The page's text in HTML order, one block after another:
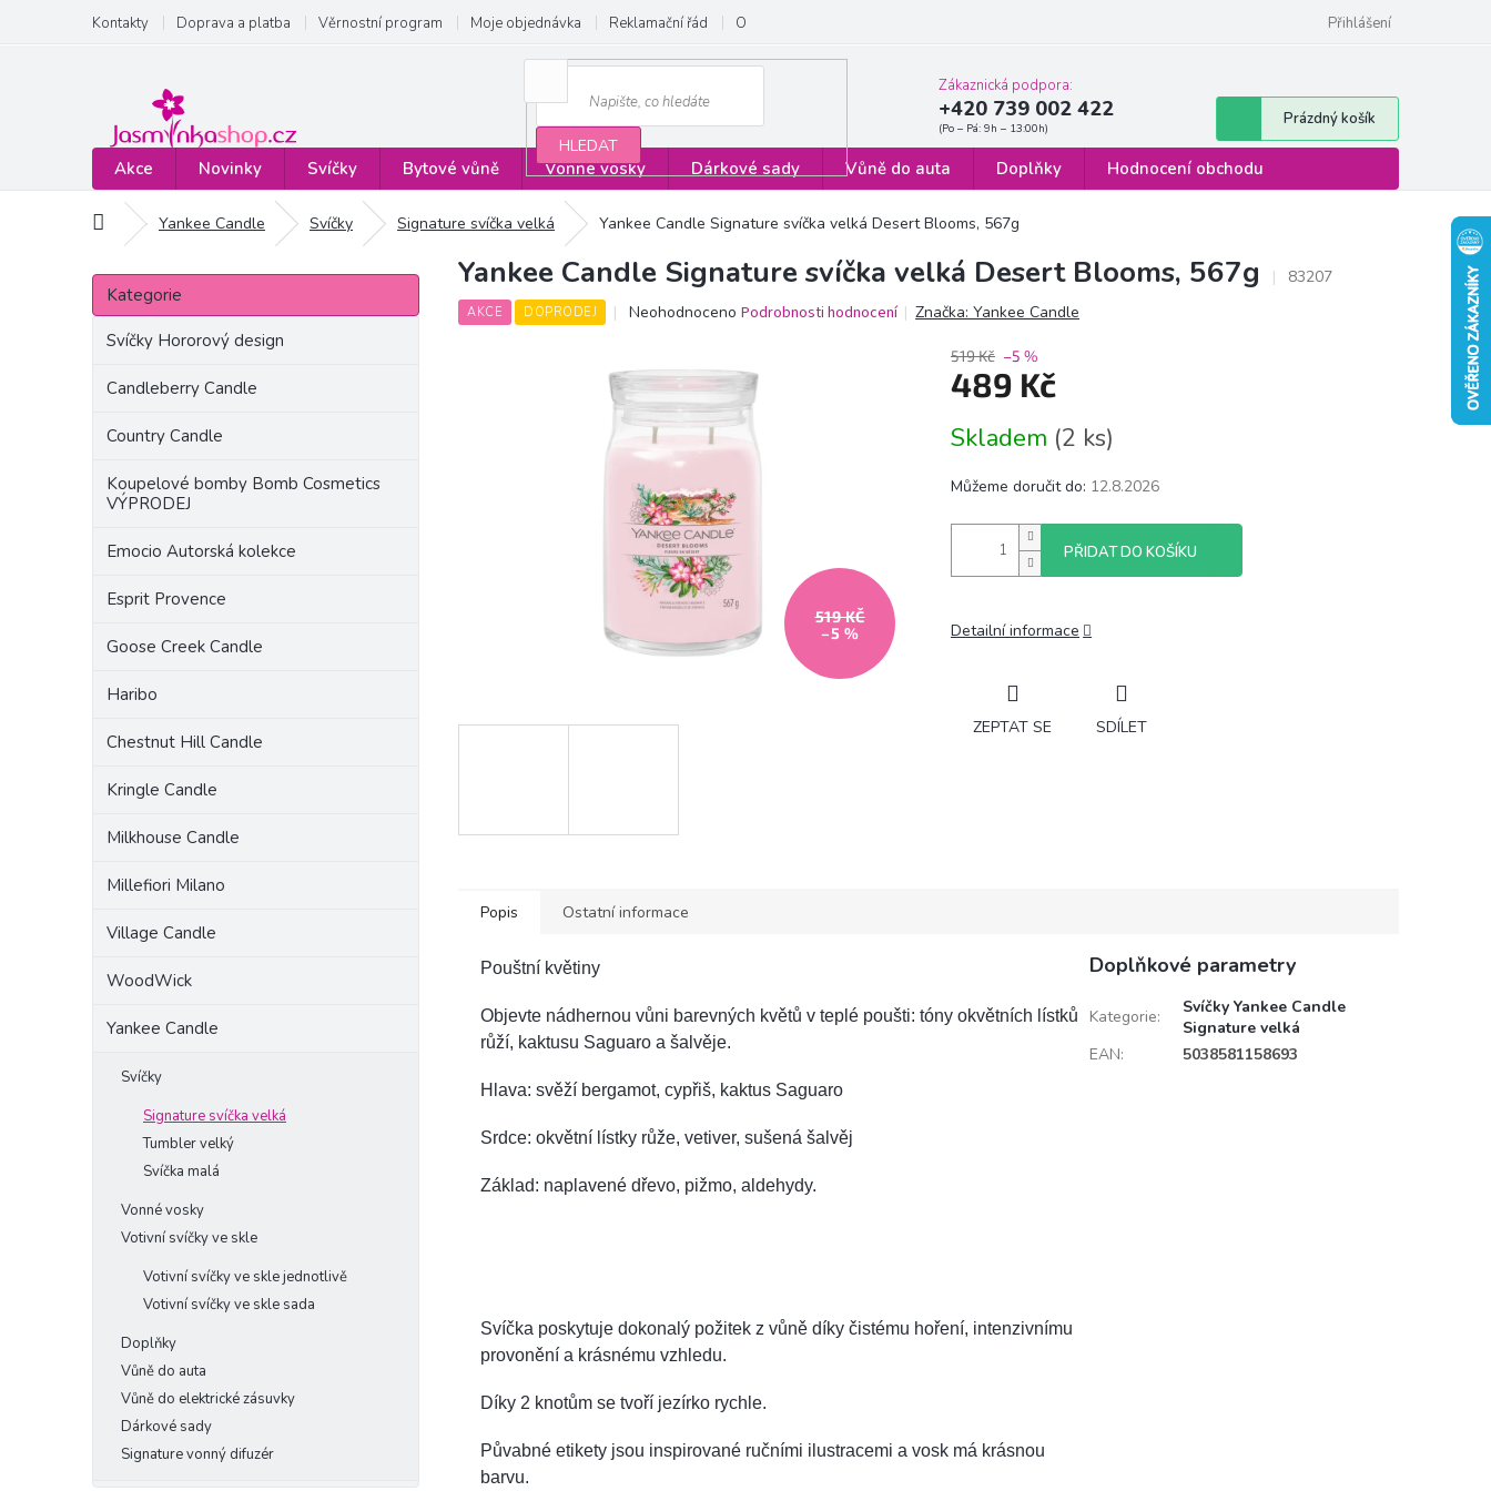
obsah
Kontakty Doprava a platba Věrnostní program Moje objednávka Reklamační řád Obchodní podmínky Formulář pro odstoupení od smlouvy
Přihlášení
HLEDAT
Zákaznická podpora:
+420 739 002 422
Nákupní
košík
Prázdný košík
Akce Novinky Svíčky Bytové vůně Vonné vosky Dárkové sady Vůně do auta Doplňky Hodnocení obchodu
Domů Yankee Candle Svíčky Signature svíčka velká Yankee Candle Signature svíčka velká Desert Blooms, 567g
P
s
Přeskočit
kategorie
Kategorie
Svíčky Hororový design
Candleberry Candle
Country Candle
Koupelové bomby Bomb Cosmetics
VÝPRODEJ
Emocio Autorská kolekce
Esprit Provence
Goose Creek Candle
Haribo
Chestnut Hill Candle
Kringle Candle
Milkhouse Candle
Millefiori Milano
Village Candle
WoodWick
Yankee Candle
Svíčky
Signature svíčka velká
Tumbler velký
Svíčka malá
Vonné vosky
Votivní svíčky ve skle
Votivní svíčky ve skle jednotlivě
Votivní svíčky ve skle sada
Doplňky
Vůně do auta
Vůně do elektrické zásuvky
Dárkové sady
Signature vonný difuzér
Yankee Candle Signature svíčka velká Desert Blooms, 567g 83207
AKCE DOPRODEJ
Průměrné
je
0,0
hvězdiček.
Neohodnoceno Podrobnosti hodnocení Značka:Yankee Candle
519 KČ
–5 %
519 Kč –5 %
489 Kč
cena:
Skladem (2 ks)
Můžeme doručit do: 12.8.2026
PŘIDAT DO KOŠÍKU
Detailní informace
ZEPTAT SE SDÍLET
Popis Ostatní informace
Pouštní květiny
Objevte nádhernou vůni barevných květů v teplé poušti: tóny okvětních lístků
růží, kaktusu Saguaro a šalvěje.
Hlava: svěží bergamot, cypřiš, kaktus Saguaro
Srdce: okvětní lístky růže, vetiver, sušená šalvěj
Základ: naplavené dřevo, pižmo, aldehydy.
Svíčka poskytuje dokonalý požitek z vůně díky čistému hoření, intenzivnímu
provonění a krásnému vzhledu.
Díky 2 knotům se tvoří jezírko rychle.
Půvabné etikety jsou inspirované ručními ilustracemi a vosk má krásnou
barvu.
Doplňkové parametry
Kategorie:
Svíčky Yankee Candle
Signature velká
EAN: 5038581158693